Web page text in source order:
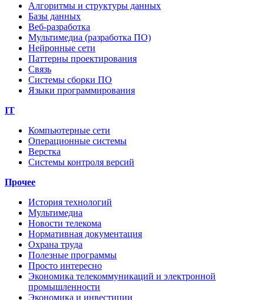
Алгоритмы и структуры данных
Базы данных
Веб-разработка
Мультимедиа (разработка ПО)
Нейронные сети
Паттерны проектирования
Связь
Системы сборки ПО
Языки программирования
IT
Компьютерные сети
Операционные системы
Верстка
Системы контроля версий
Прочее
История технологий
Мультимедиа
Новости телекома
Нормативная документация
Охрана труда
Полезные программы
Просто интересно
Экономика телекоммуникаций и электронной
промышленности
Экономика и инвестиции